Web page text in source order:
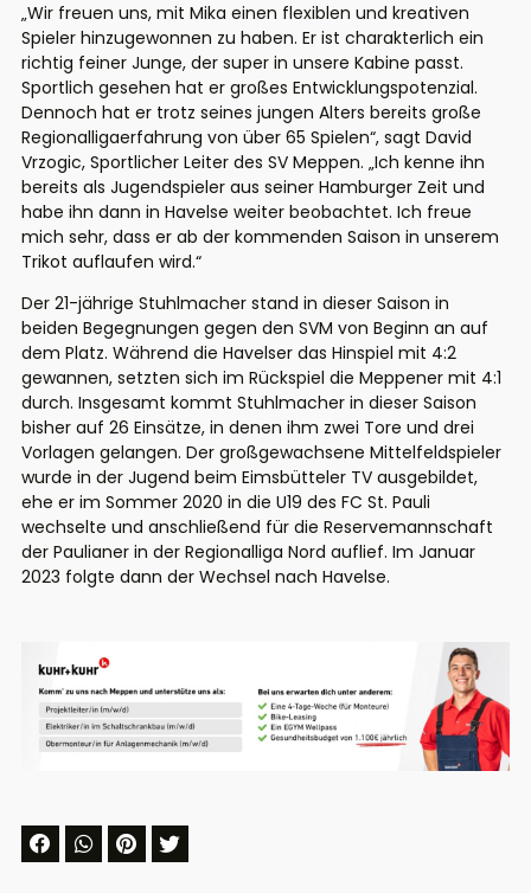
„Wir freuen uns, mit Mika einen flexiblen und kreativen
Spieler hinzugewonnen zu haben. Er ist charakterlich ein
richtig feiner Junge, der super in unsere Kabine passt.
Sportlich gesehen hat er großes Entwicklungspotenzial.
Dennoch hat er trotz seines jungen Alters bereits große
Regionalligaerfahrung von über 65 Spielen“, sagt David
Vrzogic, Sportlicher Leiter des SV Meppen. „Ich kenne ihn
bereits als Jugendspieler aus seiner Hamburger Zeit und
habe ihn dann in Havelse weiter beobachtet. Ich freue
mich sehr, dass er ab der kommenden Saison in unserem
Trikot auflaufen wird.“
Der 21-jährige Stuhlmacher stand in dieser Saison in
beiden Begegnungen gegen den SVM von Beginn an auf
dem Platz. Während die Havelser das Hinspiel mit 4:2
gewannen, setzten sich im Rückspiel die Meppener mit 4:1
durch. Insgesamt kommt Stuhlmacher in dieser Saison
bisher auf 26 Einsätze, in denen ihm zwei Tore und drei
Vorlagen gelangen. Der großgewachsene Mittelfeldspieler
wurde in der Jugend beim Eimsbütteler TV ausgebildet,
ehe er im Sommer 2020 in die U19 des FC St. Pauli
wechselte und anschließend für die Reservemannschaft
der Paulianer in der Regionalliga Nord auflief. Im Januar
2023 folgte dann der Wechsel nach Havelse.